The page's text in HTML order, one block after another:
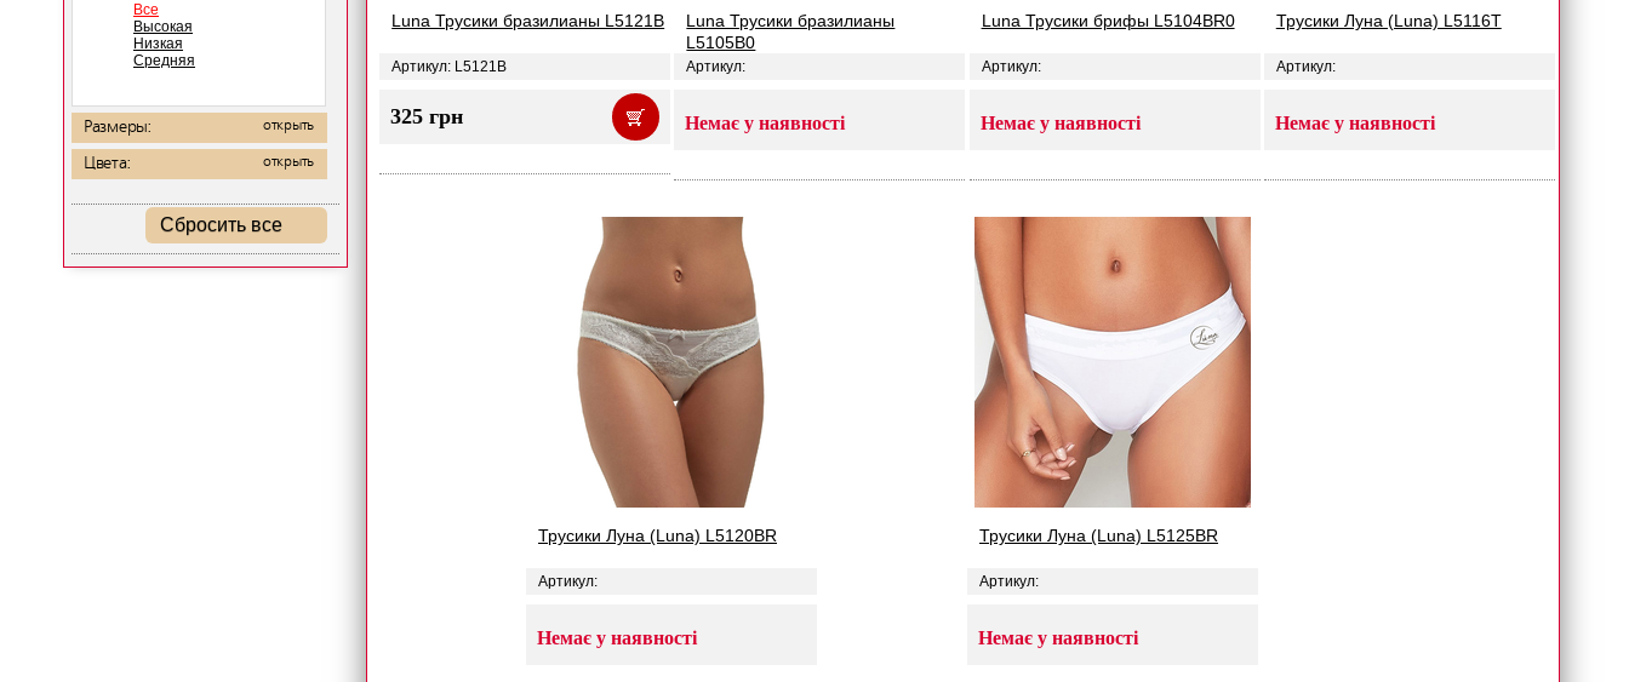
Все
Высокая
Низкая
Средняя
Размеры: открыть
Цвета: открыть
Сбросить все
Luna Трусики бразилианы L5121B
Артикул: L5121B
325 грн
Luna Трусики бразилианы
L5105B0
Артикул:
Немає у наявності
Luna Трусики брифы L5104BR0
Артикул:
Немає у наявності
Трусики Луна (Luna) L5116T
Артикул:
Немає у наявності
Трусики Луна (Luna) L5120BR
Артикул:
Немає у наявності
Трусики Луна (Luna) L5125BR
Артикул:
Немає у наявності